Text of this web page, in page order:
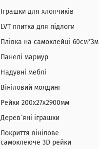
Іграшки для хлопчиків
LVT плитка для підлоги
Плівка на самоклейці 60см*3м
Панелі мармур
Надувні меблі
Вініловий молдинг
Рейки 200х27х2900мм
Дерев`яні іграшки
Покриття вінілове
самоклеюче 3D рейки